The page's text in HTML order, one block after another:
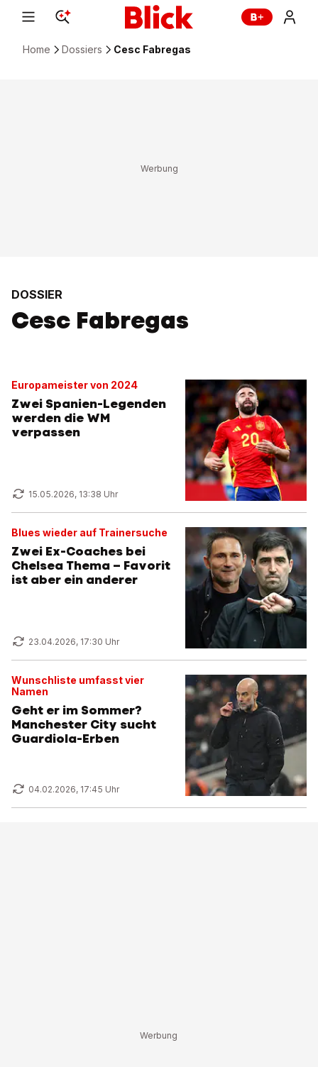
Home Dossiers Cesc Fabregas
DOSSIER
Cesc Fabregas
Europameister von 2024
Zwei Spanien-Legenden
werden die WM
verpassen
15.05.2026, 13:38 Uhr
Blues wieder auf Trainersuche
Zwei Ex-Coaches bei
Chelsea Thema – Favorit
ist aber ein anderer
23.04.2026, 17:30 Uhr
Wunschliste umfasst vier
Namen
Geht er im Sommer?
Manchester City sucht
Guardiola-Erben
04.02.2026, 17:45 Uhr